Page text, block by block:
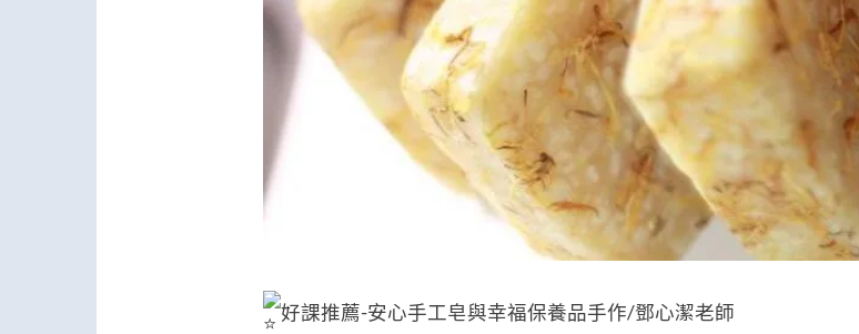
好課推薦-安心手工皂與幸福保養品手作/鄧心潔老師